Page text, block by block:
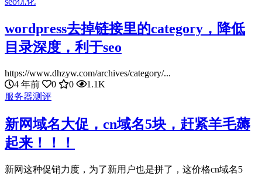
wordpress去掉链接里的category，降低
目录深度，利于seo
https://www.dhzyw.com/archives/category/...
4 年前
0 0
1.1K
服务器测评
新网域名大促，cn域名5块，赶紧羊毛薅
起来！！！
新网这种促销力度，为了新用户也是拼了，这价格cn域名5